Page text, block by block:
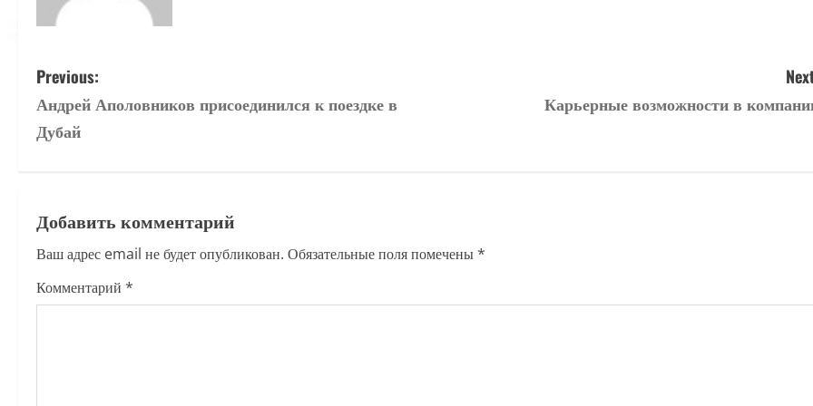
P
o
n
a
v
Previous:
Андрей Аполовников присоединился к поездке в
Дубай
Карьерные возможности в
Добавить комментарий
Ваш адрес email не будет опубликован. Обязательные поля помечены*
Комментарий *